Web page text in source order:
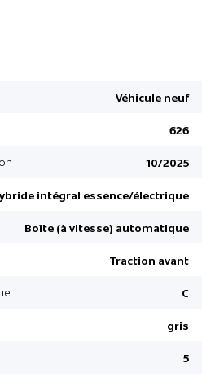
Véhicule neuf
626
10/2025
intégral essence/électrique
Boîte (à vitesse) automatique
Traction avant
C
gris
5